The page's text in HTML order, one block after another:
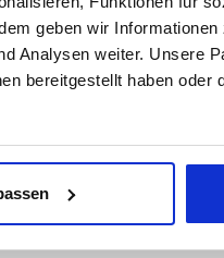
geben wir
Analysen weiter. Unsere
bereitgestellt haben oder